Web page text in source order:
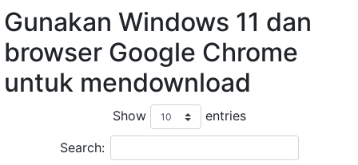
Gunakan Windows 11 dan
browser Google Chrome
untuk mendownload
Show entries
Search: